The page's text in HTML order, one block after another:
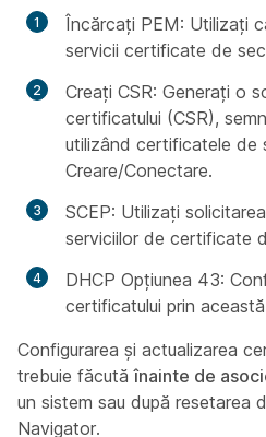
Încărcați PEM: Utilizați
servicii certificate de
Creați CSR: Generați o
certificatului (CSR),
utilizând certificatele de
Creare/Conectare.
SCEP: Utilizați
serviciilor de certificate
DHCP Opțiunea 43:
certificatului prin
Configurarea și actualizarea
trebuie făcutăînainte de
un sistem sau după resetarea
Navigator.